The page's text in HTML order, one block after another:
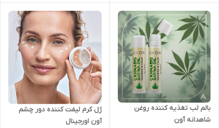
بالم لب تغذیه کننده روغن
شاهدانه آون
ژل کرم لیفت کننده دور چشم
آون اورجینال